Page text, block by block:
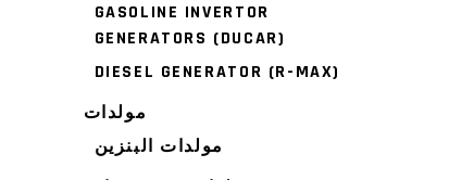
GASOLINE INVERTOR
GENERATORS (DUCAR)
DIESEL GENERATOR (R-MAX)
مولدات
مولدات البنزين